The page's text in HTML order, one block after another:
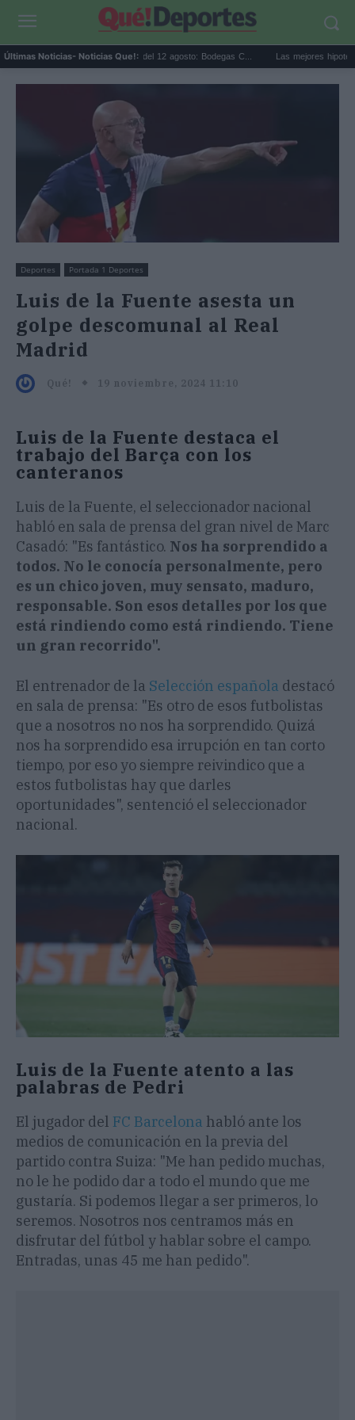
Últimas Noticias- Noticias Que!:
Eclipse solar en Cariñena del 12 agosto: Bodegas C... Las mejores hipotecas de
Deportes Portada 1 Deportes
Luis de la Fuente asesta un
golpe descomunal al Real
Madrid
Qué! 19 noviembre, 2024 11:10
Luis de la Fuente destaca el
trabajo del Barça con los
canteranos
Luis de la Fuente, el seleccionador nacional
habló en sala de prensa del gran nivel de Marc
Casadó: "Es fantástico. Nos ha sorprendido a
todos. No le conocía personalmente, pero
es un chico joven, muy sensato, maduro,
responsable. Son esos detalles por los que
está rindiendo como está rindiendo. Tiene
un gran recorrido".
El entrenador de la Selección española destacó
en sala de prensa: "Es otro de esos futbolistas
que a nosotros no nos ha sorprendido. Quizá
nos ha sorprendido esa irrupción en tan corto
tiempo, por eso yo siempre reivindico que a
estos futbolistas hay que darles
oportunidades", sentenció el seleccionador
nacional.
Luis de la Fuente atento a las
palabras de Pedri
El jugador del FC Barcelona habló ante los
medios de comunicación en la previa del
partido contra Suiza: "Me han pedido muchas,
no le he podido dar a todo el mundo que me
gustaría. Si podemos llegar a ser primeros, lo
seremos. Nosotros nos centramos más en
disfrutar del fútbol y hablar sobre el campo.
Entradas, unas 45 me han pedido".